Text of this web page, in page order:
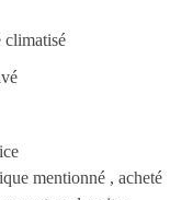
climatisé
mentionné , acheté